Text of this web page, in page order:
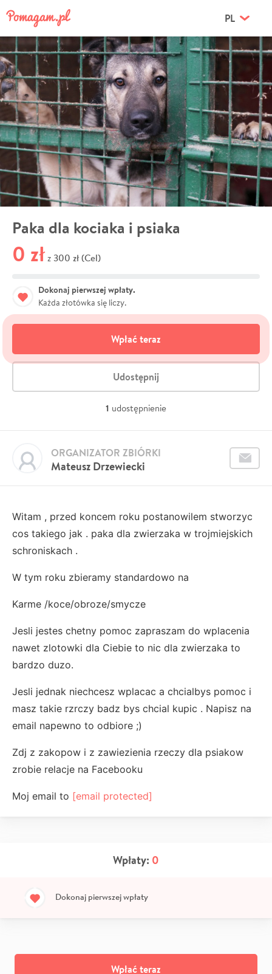
PL
Paka dla kociaka i psiaka
0 zł z 300 zł (Cel)
Dokonaj pierwszej wpłaty.
Każda złotówka się liczy.
Wpłać teraz
Udostępnij
1 udostępnienie
Mateusz Drzewiecki
ORGANIZATOR ZBIÓRKI
Witam , przed koncem roku postanowilem stworzyc
cos takiego jak . paka dla zwierzaka w trojmiejskich
schroniskach .
W tym roku zbieramy standardowo na
Karme /koce/obroze/smycze
Jesli jestes chetny pomoc zapraszam do wplacenia
nawet zlotowki dla Ciebie to nic dla zwierzaka to
bardzo duzo.
Jesli jednak niechcesz wplacac a chcialbys pomoc i
masz takie rzrczy badz bys chcial kupic . Napisz na
email napewno to odbiore ;)
Zdj z zakopow i z zawiezienia rzeczy dla psiakow
zrobie relacje na Facebooku
Moj email to [email protected]
Wpłaty: 0
Dokonaj pierwszej wpłaty
Wpłać teraz